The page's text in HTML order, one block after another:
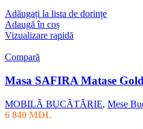
Adăugați la lista de dorințe
Adaugă în coș
Vizualizare rapidă
Compară
Masa SAFIRA Matase
MOBILĂ BUCĂTĂRIE, Mese
6 840 MDL